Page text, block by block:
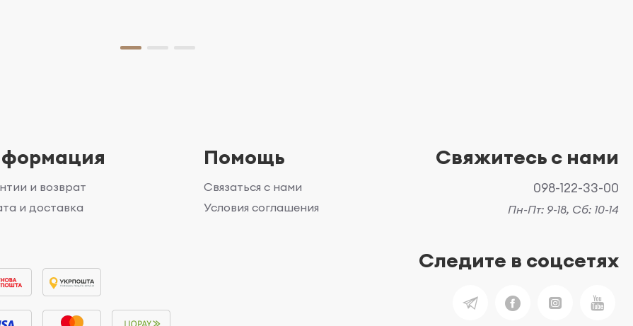
и возврат
и доставка
Помощь
Связаться с нами
Условия соглашения
Свяжитесь с нами
098-122-33-00
Пн-Пт: 9-18, Сб: 10-14
Следите в соцсетях